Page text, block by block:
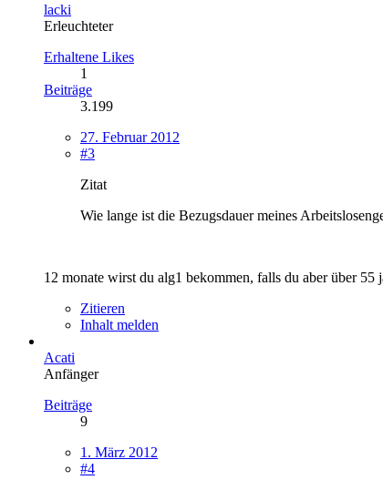
lacki
Erleuchteter
Erhaltene Likes
1
Beiträge
3.199
27. Februar 2012
#3
Zitat
Wie lange ist die Bezugsdauer meines
12 monate wirst du alg1 bekommen, falls du aber über 55
Zitieren
Inhalt melden
Acati
Anfänger
Beiträge
9
1. März 2012
#4